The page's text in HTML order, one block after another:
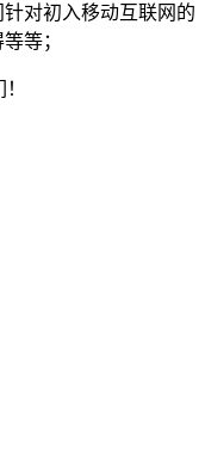
对初入移动互联网的
等；